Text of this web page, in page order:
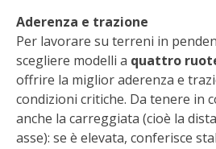
COMPO
HUSQVARNA
ZAPI GARDEN
Aderenza e trazione
Per lavorare su terreni in
scegliere modelli a quattro
offrire la miglior aderenza e
condizioni critiche. Da tenere in
anche la carreggiata (cioè la
asse): se è elevata, conferisce